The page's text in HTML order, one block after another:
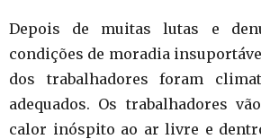
Depois de muitas lutas e
condições de moradia
dos trabalhadores foram
adequados. Os trabalhadores
calor inóspito ao ar livre e